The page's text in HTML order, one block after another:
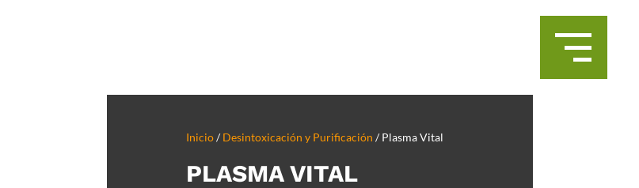
Inicio/ Desintoxicación y Purificación / Plasma Vital
PLASMA VITAL